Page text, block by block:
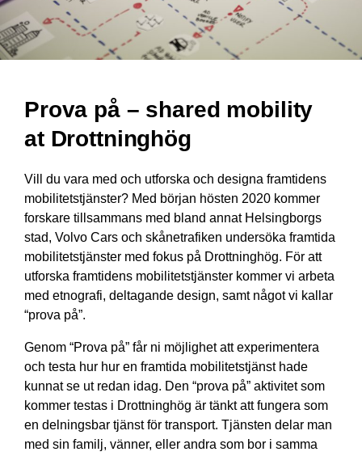
Prova på – shared mobility
at Drottninghög
Vill du vara med och utforska och designa framtidens
mobilitetstjänster? Med början hösten 2020 kommer
forskare tillsammans med bland annat Helsingborgs
stad, Volvo Cars och skånetrafiken undersöka framtida
mobilitetstjänster med fokus på Drottninghög. För att
utforska framtidens mobilitetstjänster kommer vi arbeta
med etnografi, deltagande design, samt något vi kallar
“prova på”.
Genom “Prova på” får ni möjlighet att experimentera
och testa hur hur en framtida mobilitetstjänst hade
kunnat se ut redan idag. Den “prova på” aktivitet som
kommer testas i Drottninghög är tänkt att fungera som
en delningsbar tjänst för transport. Tjänsten delar man
med sin familj, vänner, eller andra som bor i samma